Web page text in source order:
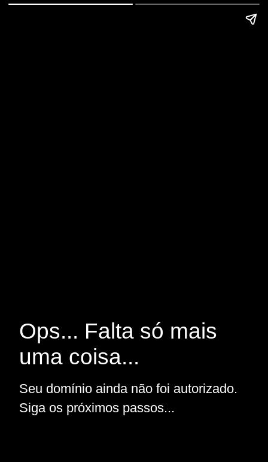
Ops... Falta só mais
uma coisa...
Seu domínio ainda não foi autorizado.
Siga os próximos passos...